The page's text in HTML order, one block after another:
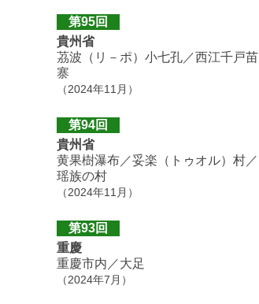
第95回
貴州省
茘波（リ－ポ）小七孔／西江千戸苗
寨
（2024年11月）
第94回
貴州省
黄果樹瀑布／妥楽（トゥオル）村／
瑶族の村
（2024年11月）
第93回
重慶
重慶市内／大足
（2024年7月）